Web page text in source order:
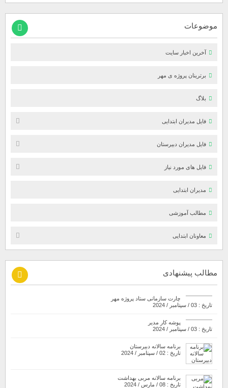
موضوعات
آخرین اخبار سایت
برترینان پروژه ی مهر
بلاگ
فایل مدیران ابتدایی
فایل مدیران دبیرستان
فایل های مورد نیاز
مدیران ابتدایی
مطالب آموزشی
معاونان ابتدایی
مطالب پیشنهادی
چارت سازمانی ستاد پروژه مهر
تاریخ : 03 / سپتامبر / 2024
پوشه کار مدیر
تاریخ : 03 / سپتامبر / 2024
برنامه سالانه دبیرستان
تاریخ : 02 / سپتامبر / 2024
برنامه سالانه مربی بهداشت
تاریخ : 08 / مارس / 2024